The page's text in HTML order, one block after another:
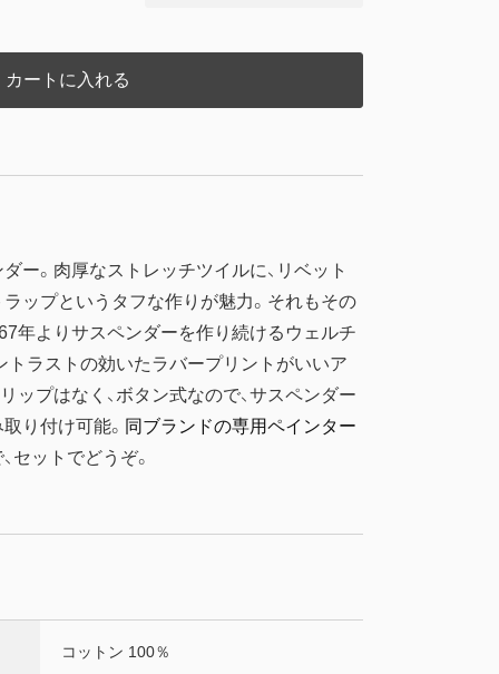
カートに入れる
ー。肉厚なストレッチツイルに、リベット
ップというタフな作りが魅力。それもその
年よりサスペンダーを作り続けるウェルチ
トラストの効いたラバープリントがいいア
ップはなく、ボタン式なので、サスペンダー
り付け可能。 同ブランドの専用ペインター
セットでどうぞ。
コットン 100％